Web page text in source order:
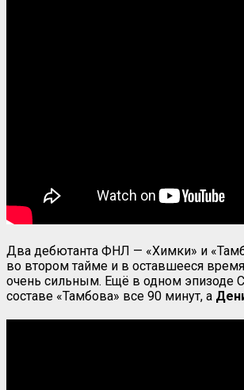
Два дебютанта ФНЛ — «Химки» и
во втором тайме и в оставшееся
очень сильным. Ещё в одном эпизоде
составе «Тамбова» все 90 минут, а